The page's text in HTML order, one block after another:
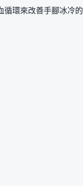
循環來改善手腳冰冷的